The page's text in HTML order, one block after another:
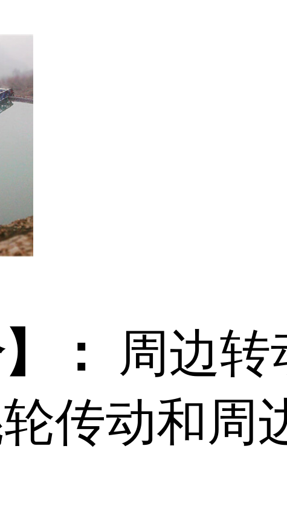
：
周边
传动和周